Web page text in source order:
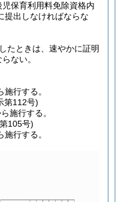
保育利用料免除資格内
提出しなければならな
たときは、速やかに証明
ない。
行する。
第112号)
施行する。
105号)
行する。